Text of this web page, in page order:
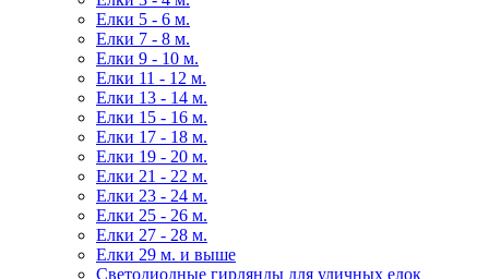
Елки 5 - 6 м.
Елки 7 - 8 м.
Елки 9 - 10 м.
Елки 11 - 12 м.
Елки 13 - 14 м.
Елки 15 - 16 м.
Елки 17 - 18 м.
Елки 19 - 20 м.
Елки 21 - 22 м.
Елки 23 - 24 м.
Елки 25 - 26 м.
Елки 27 - 28 м.
Елки 29 м. и выше
Светодиодные гирлянды для уличных елок